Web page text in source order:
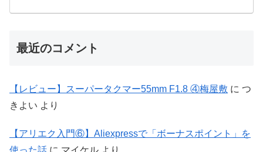
最近のコメント
【レビュー】スーパータクマー55mm F1.8 ④梅屋敷 に つ
きよい より
【アリエク入門⑥】Aliexpressで「ボーナスポイント」を
使った話 に マイケル より